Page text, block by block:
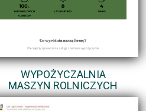
WYPOŻYCZALNIA
MASZYN ROLNICZYCH